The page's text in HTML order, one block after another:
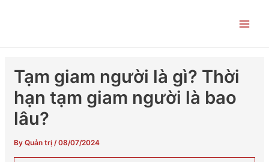
Tạm giam người là gì? Thời
hạn tạm giam người là bao
lâu?
By Quản trị /08/07/2024